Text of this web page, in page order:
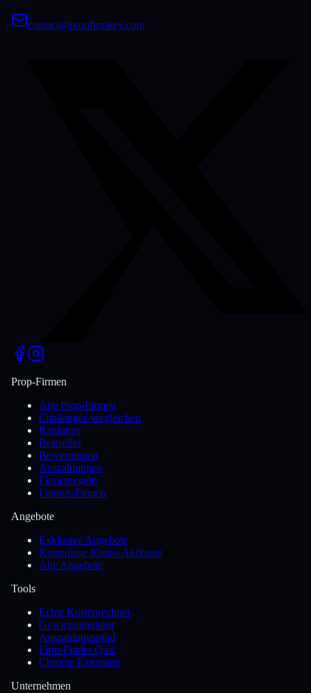
contact@propfirmkey.com
Prop-Firmen
Alle Prop-Firmen
Challenges vergleichen
Rankings
Bestseller
Bewertungen
Auszahlungen
Firmenregeln
Futures-Firmen
Angebote
Exklusive Angebote
Kostenlose Konto-Aktionen
Alle Angebote
Tools
Echte Kostenrechner
Gewinnsimulator
Auszahlungspfad
Firm-Finder Quiz
Chrome Extension
Unternehmen